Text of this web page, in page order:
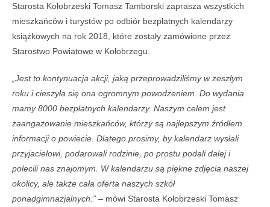
Starosta Kołobrzeski Tomasz Tamborski zaprasza wszystkich
mieszkańców i turystów po odbiór bezpłatnych kalendarzy
książkowych na rok 2018, które zostały zamówione przez
Starostwo Powiatowe w Kołobrzegu.
„Jest to kontynuacja akcji, jaką przeprowadziliśmy w zeszłym
roku i cieszyła się ona ogromnym powodzeniem. Do wydania
mamy 8000 bezpłatnych kalendarzy. Naszym celem jest
zaangażowanie mieszkańców, którzy są najlepszym źródłem
informacji o powiecie. Dlatego prosimy, by kalendarz wysłali
przyjacielowi, podarowali rodzinie, po prostu podali dalej i
polecili nas znajomym. W kalendarzu są piękne zdjęcia naszej
okolicy, ale także cała oferta naszych szkół
ponadgimnazjalnych.” – mówi Starosta Kołobrzeski Tomasz